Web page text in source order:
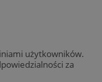
użytkowników.
za